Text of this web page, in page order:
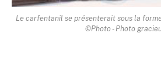
Le carfentanil se présenterait sous la
©Photo - Photo